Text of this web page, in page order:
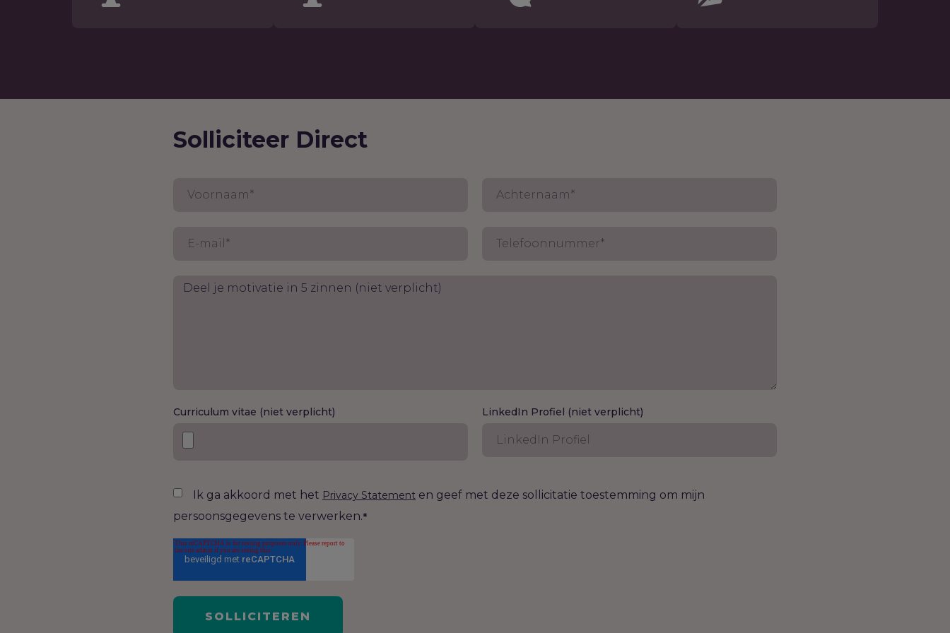
Solliciteer Direct
Curriculum vitae (niet verplicht) LinkedIn Profiel (niet verplicht)
Ik ga akkoord met het Privacy Statement en geef met deze sollicitatie toestemming om mijn
persoonsgegevens te verwerken.*